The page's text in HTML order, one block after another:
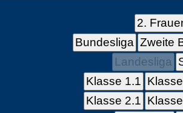
2.
Bundesliga Zweite
Landesliga
Klasse 1.1
Klasse 2.1